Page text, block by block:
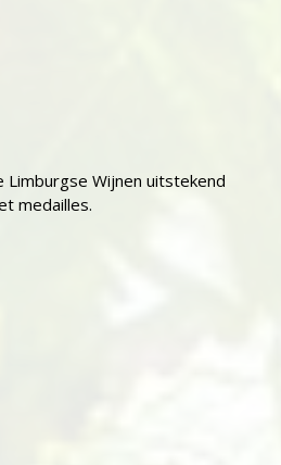
Wijnen uitstekend
medailles.